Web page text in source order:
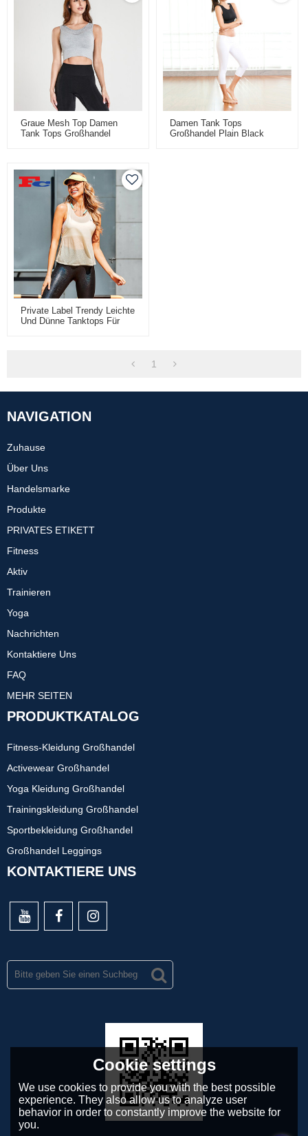
Graue Mesh Top Damen
Tank Tops Großhandel
Damen Tank Tops
Großhandel Plain Black
Private Label Trendy Leichte
Und Dünne Tanktops Für
1
NAVIGATION
Zuhause
Über Uns
Handelsmarke
Produkte
PRIVATES ETIKETT
Fitness
Aktiv
Trainieren
Yoga
Nachrichten
Kontaktiere Uns
FAQ
MEHR SEITEN
PRODUKTKATALOG
Fitness-Kleidung Großhandel
Activewear Großhandel
Yoga Kleidung Großhandel
Trainingskleidung Großhandel
Sportbekleidung Großhandel
Großhandel Leggings
KONTAKTIERE UNS
Cookie settings
We use cookies to provide you with the best possible
experience. They also allow us to analyze user
behavior in order to constantly improve the website for
you.